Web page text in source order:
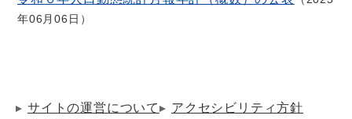
年06月06日
サイトの運営について
アクセシビリティ方針